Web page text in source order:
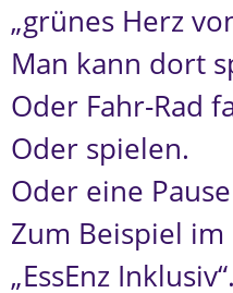
„grünes Herz
Man kann dort
Oder Fahr-Rad
Oder spielen.
Oder eine
Zum Beispiel
„EssEnz Inklusiv“.